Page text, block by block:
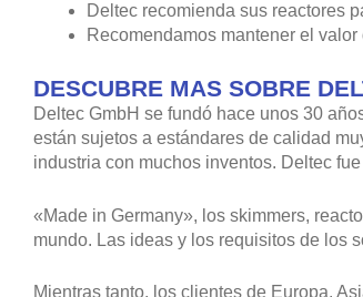
Deltec recomienda sus reactores
Recomendamos mantener el
DESCUBRE MAS SOBRE
Deltec GmbH se fundó hace unos 30
están sujetos a estándares de calidad
industria con muchos inventos. Deltec
«Made in Germany», los skimmers,
mundo. Las ideas y los requisitos de los
Mientras tanto, los clientes de Europa,